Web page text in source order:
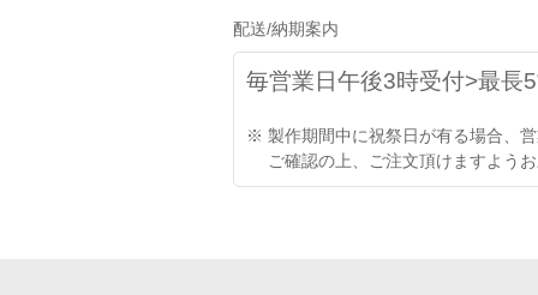
配送/納期案内
毎営業日午後3時受付>最長
※ 製作期間中に祝祭日が有る場合、
ご確認の上、ご注文頂けますよう